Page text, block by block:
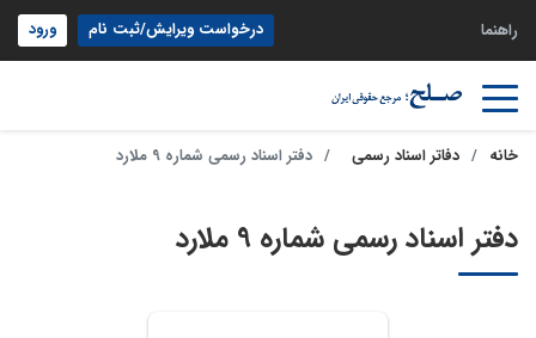
راهنما درخواست ویرایش/ثبت نام ورود
خانه دفاتر اسناد رسمی دفتر اسناد رسمی شماره 9 ملارد
دفتر اسناد رسمی شماره 9 ملارد